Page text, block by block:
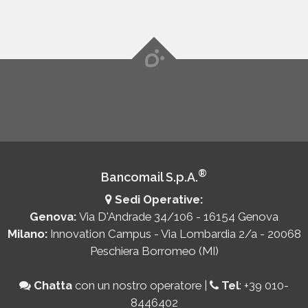
Bancomail S.p.A.®
Sedi Operative:
Genova: Via D'Andrade 34/106 - 16154 Genova
Milano: Innovation Campus - Via Lombardia 2/a - 20068
Peschiera Borromeo (MI)
Chatta con un nostro operatore | Tel: +39 010-
8446402